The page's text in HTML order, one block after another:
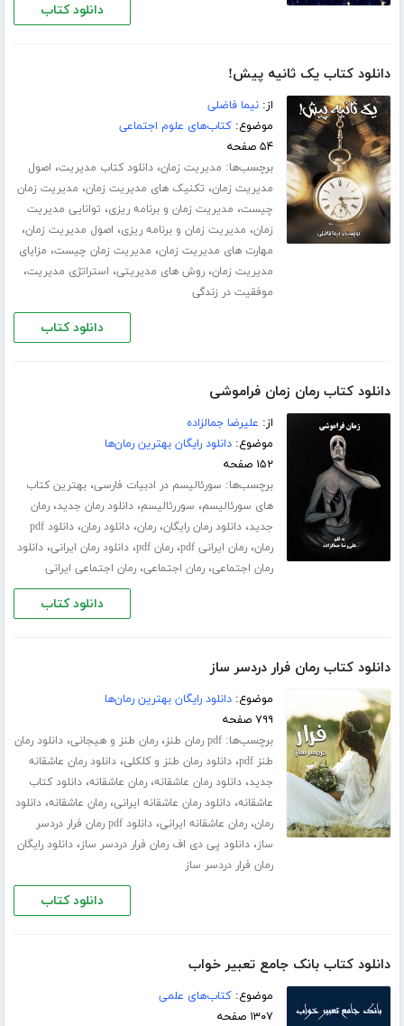
دانلود کتاب
دانلود کتاب یک ثانیه پیش!
از:نیما فاضلی
موضوع:کتاب‌های علوم اجتماعی
۵۴ صفحه
برچسب‌ها: مدیریت زمان،دانلود کتاب مدیریت، اصول
مدیریت زمان، تکنیک های مدیریت زمان، مدیریت زمان
چیست، مدیریت زمان و برنامه ریزی، توانایی مدیریت
زمان، مدیریت زمان و برنامه ریزی، اصول مدیریت زمان،
مهارت های مدیریت زمان، مدیریت زمان چیست، مزایای
مدیریت زمان،روش های مدیریتی، استراتژی مدیریت،
موفقیت در زندگی
دانلود کتاب
دانلود کتاب رمان زمان فراموشی
از: علیرضا جمالزاده
موضوع:دانلود رایگان بهترین رمان‌ها
۱۵۲ صفحه
برچسب‌ها: سورئالیسم در ادبیات فارسی،بهترین کتاب
های سورئالیسم، سوررئالیسم،دانلود رمان جدید،رمان
جدید،دانلود رمان رایگان،رمان،دانلود رمان،
دانلود pdf
رمان،رمان ایرانی pdf ،رمان pdf ،دانلود رمان ایرانی،دانلود
رمان اجتماعی،رمان اجتماعی،رمان اجتماعی ایرانی
دانلود کتاب
دانلود کتاب رمان فرار دردسر ساز
موضوع:دانلود رایگان بهترین رمان‌ها
۷۹۹ صفحه
برچسب‌ها:pdf رمان طنز ،رمان طنز و هیجانی،دانلود رمان
طنز pdf
،دانلود رمان طنز و کلکلی،دانلود رمان عاشقانه
جدید،دانلود رمان عاشقانه،رمان عاشقانه،دانلود کتاب
عاشقانه،دانلود رمان عاشقانه ایرانی،رمان عاشقانه،دانلود
رمان،رمان عاشقانه ایرانی،
دانلود pdf رمان فرار دردسر
ساز،دانلود پی دی اف رمان فرار دردسر ساز،دانلود رایگان
رمان فرار دردسر ساز
دانلود کتاب
دانلود کتاب بانک جامع تعبیر خواب
موضوع:کتاب‌های علمی
۱۳۰۷ صفحه